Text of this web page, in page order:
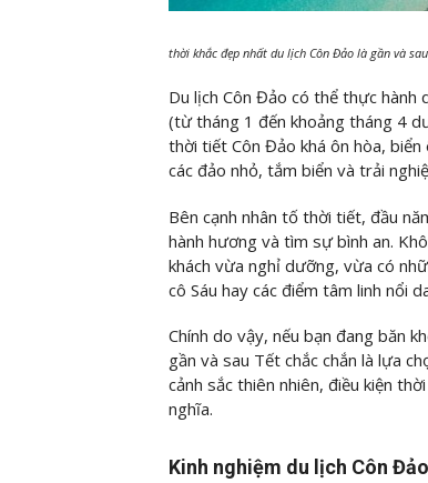
thời khắc đẹp nhất du lịch Côn Đảo là gần và
Du lịch Côn Đảo có thể thực hành
(từ tháng 1 đến khoảng tháng 4
thời tiết Côn Đảo khá ôn hòa,
các đảo nhỏ, tắm biển và trải
Bên cạnh nhân tố thời tiết, đầu
hành hương và tìm sự bình an.
khách vừa nghỉ dưỡng, vừa có
cô Sáu hay các điểm tâm linh nổi
Chính do vậy, nếu bạn đang băn
gần và sau Tết chắc chắn là lựa
cảnh sắc thiên nhiên, điều kiện
nghĩa.
Kinh nghiệm du lịch Côn